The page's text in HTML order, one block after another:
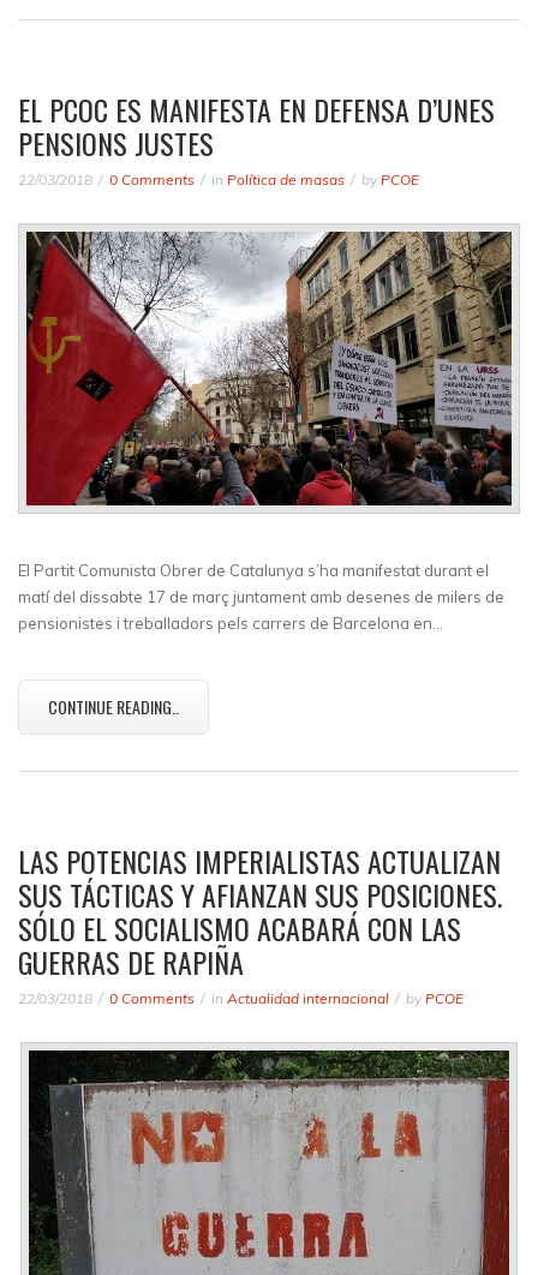
EL PCOC ES MANIFESTA EN DEFENSA D’UNES
PENSIONS JUSTES
22/03/2018 0 Comments in Política de masas by PCOE
El Partit Comunista Obrer de Catalunya s’ha manifestat durant el
matí del dissabte 17 de març juntament amb desenes de milers de
pensionistes i treballadors pels carrers de Barcelona en…
CONTINUE READING..
LAS POTENCIAS IMPERIALISTAS ACTUALIZAN
SUS TÁCTICAS Y AFIANZAN SUS POSICIONES.
SÓLO EL SOCIALISMO ACABARÁ CON LAS
GUERRAS DE RAPIÑA
22/03/2018 0 Comments in Actualidad internacional by PCOE